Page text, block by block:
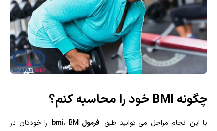
چگونه BMI خود را محاسبه کنم؟
با این انجام مراحل می توانید طبق فرمول bmi
، BMI را خودتان در